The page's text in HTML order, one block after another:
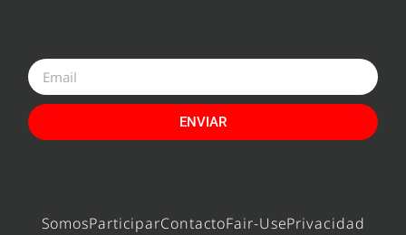
ENVIAR
SomosParticiparContactoFair-UsePrivacidad